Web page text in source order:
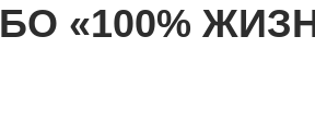
БО «100%